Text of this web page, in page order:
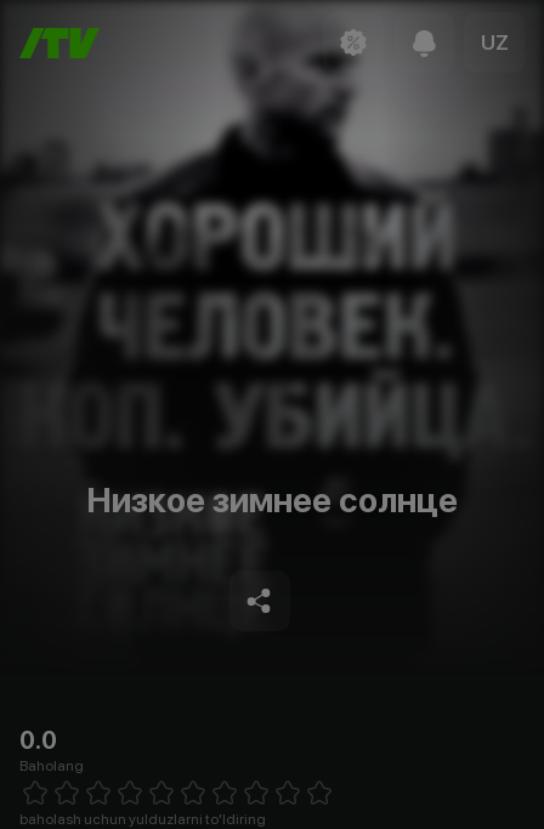
UZ
Низкое зимнее солнце
0.0
Baholang
1 Star 2 Stars 3 Stars 4 Stars5 Stars 6 Stars7 Stars8 Stars
baholash uchun yulduzlarni to'ldiring